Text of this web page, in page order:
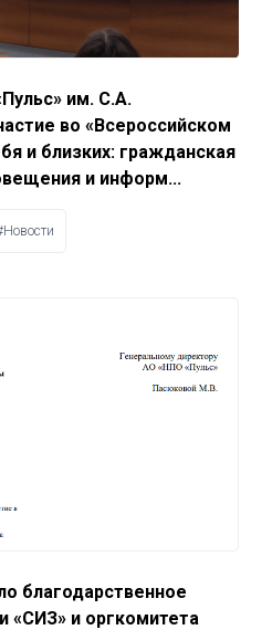
им. С.А.
во «Всероссийском
и близких: гражданская
и информ...
благодарственное
«СИЗ» и оргкомитета